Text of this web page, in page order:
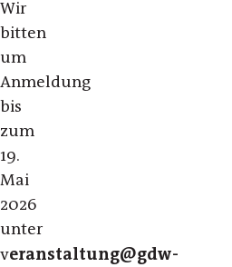
Wir
bitten
um
Anmeldung
bis
zum
19.
Mai
2026
unter
veranstaltung@gdw-